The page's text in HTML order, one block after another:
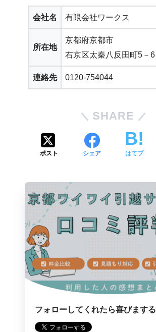
会社名 有限会社ワークス
所在地
京都府京都市
右京区太秦八反田町5－6
連絡先 0120-754044
SHARE
ポスト シェア はてブ
フォローしてくれたら喜びまする